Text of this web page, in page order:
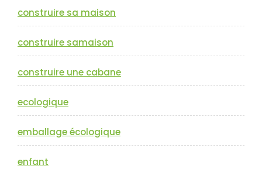
construire sa maison
construire samaison
construire une cabane
ecologique
emballage écologique
enfant